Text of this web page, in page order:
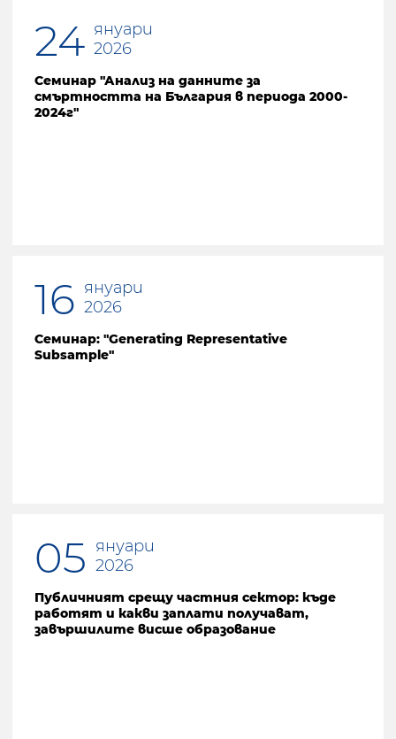
24 януари
2026
Семинар "Анализ на данните за
смъртността на България в периода 2000-
2024г"
16 януари
2026
Семинар: "Generating Representative
Subsample"
05 януари
2026
Публичният срещу частния сектор: къде
работят и какви заплати получават,
завършилите висше образование